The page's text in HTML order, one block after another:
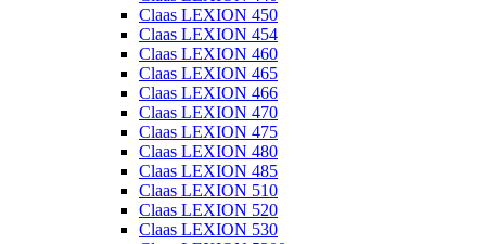
Claas LEXION 450
Claas LEXION 454
Claas LEXION 460
Claas LEXION 465
Claas LEXION 466
Claas LEXION 470
Claas LEXION 475
Claas LEXION 480
Claas LEXION 485
Claas LEXION 510
Claas LEXION 520
Claas LEXION 530